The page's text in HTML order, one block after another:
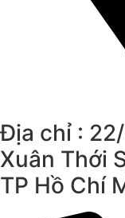
Địa chỉ : 22/
Xuân Thới
TP Hồ Chí